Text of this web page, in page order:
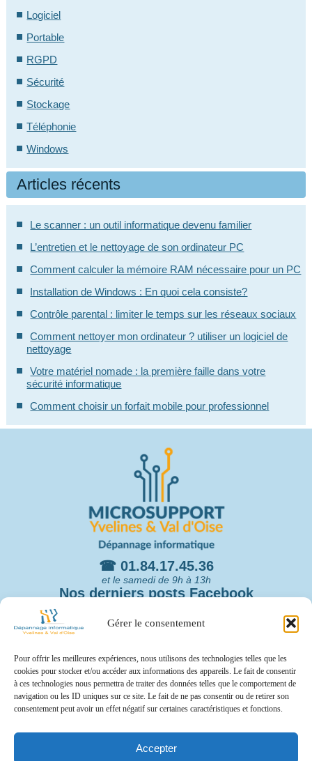
Gérer le consentement
Pour offrir les meilleures expériences, nous utilisons des technologies telles que les
cookies pour stocker et/ou accéder aux informations des appareils. Le fait de consentir
à ces technologies nous permettra de traiter des données telles que le comportement de
navigation ou les ID uniques sur ce site. Le fait de ne pas consentir ou de retirer son
consentement peut avoir un effet négatif sur certaines caractéristiques et fonctions.
Accepter
Logiciel
Portable
RGPD
Sécurité
Stockage
Téléphonie
Windows
Articles récents
Le scanner : un outil informatique devenu familier
L’entretien et le nettoyage de son ordinateur PC
Comment calculer la mémoire RAM nécessaire pour un PC
Installation de Windows : En quoi cela consiste?
Contrôle parental : limiter le temps sur les réseaux sociaux
Comment nettoyer mon ordinateur ? utiliser un logiciel de
nettoyage
Votre matériel nomade : la première faille dans votre
sécurité informatique
Comment choisir un forfait mobile pour professionnel
☎ 01.84.17.45.36
et le samedi de 9h à 13h
Nos derniers posts Facebook
Microsupport Dépannage Informatique
Yvelines & Val d'Oise
1 week ago
Passer de Windows ou macOS à Linux : le plan en 10
jours pour ne rien rater - ZDNET
www.zdnet.fr
Bureau, fichiers, applications, imprimante, sauvegarde :
sereinement, sans se sentir dépassé dès le premier jour.
L'actu informatique